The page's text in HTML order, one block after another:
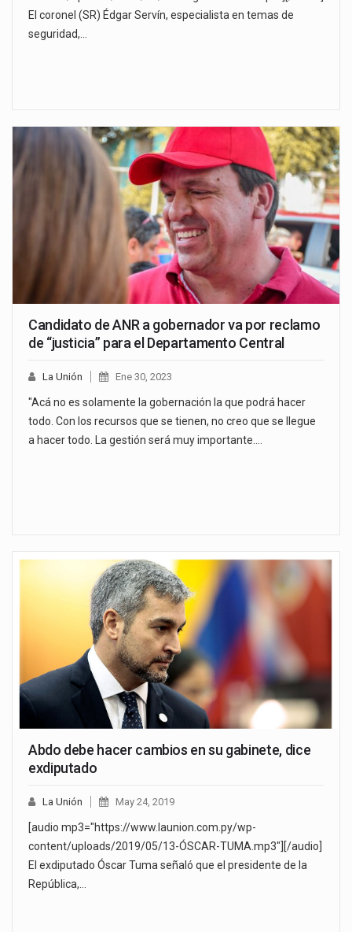
El coronel (SR) Édgar Servín, especialista en temas de
seguridad,…
Candidato de ANR a gobernador va por reclamo
de “justicia” para el Departamento Central
La Unión Ene 30, 2023
"Acá no es solamente la gobernación la que podrá hacer
todo. Con los recursos que se tienen, no creo que se llegue
a hacer todo. La gestión será muy importante.…
Abdo debe hacer cambios en su gabinete, dice
exdiputado
La Unión May 24, 2019
[audio mp3="https://www.launion.com.py/wp-
content/uploads/2019/05/13-ÓSCAR-TUMA.mp3"][/audio]
El exdiputado Óscar Tuma señaló que el presidente de la
República,…